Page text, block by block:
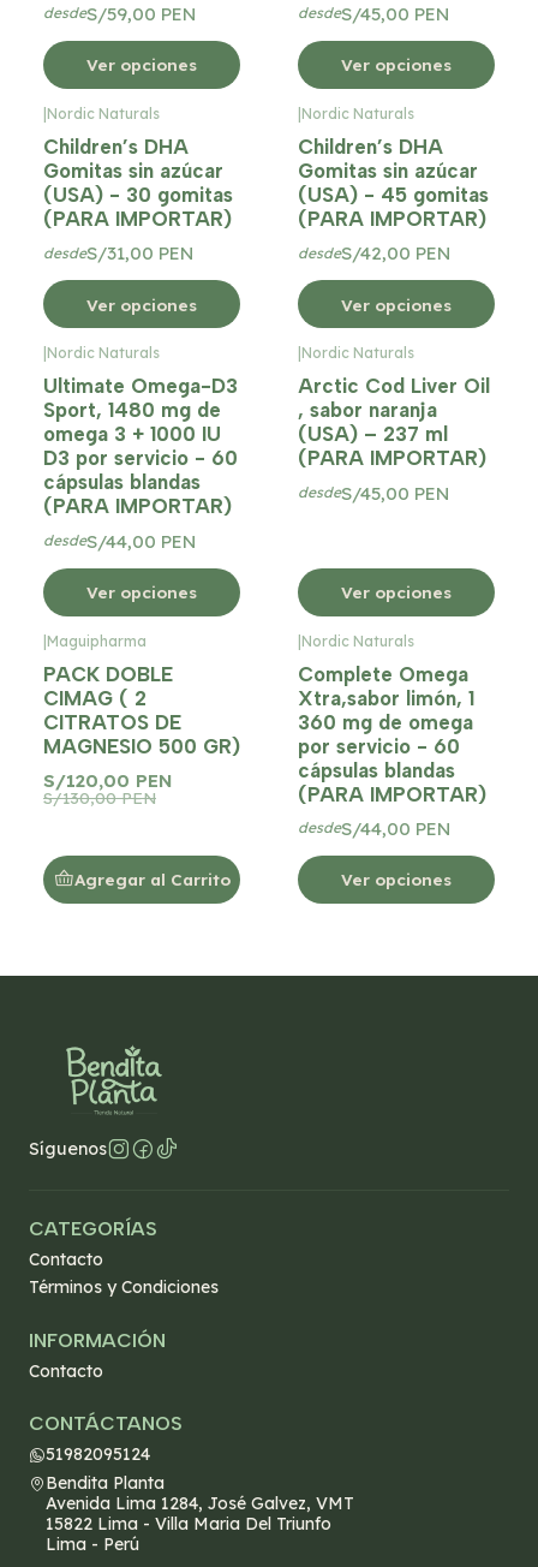
desdeS/59,00 PEN
Ver opciones
desdeS/45,00 PEN
Ver opciones
Nordic Naturals
Children’s DHA
Gomitas sin azúcar
(USA) - 30 gomitas
(PARA IMPORTAR)
desdeS/31,00 PEN
Ver opciones
Nordic Naturals
Children’s DHA
Gomitas sin azúcar
(USA) - 45 gomitas
(PARA IMPORTAR)
desdeS/42,00 PEN
Ver opciones
Nordic Naturals
Ultimate Omega-D3
Sport, 1480 mg de
omega 3 + 1000 IU
D3 por servicio - 60
cápsulas blandas
(PARA IMPORTAR)
desdeS/44,00 PEN
Ver opciones
Nordic Naturals
Arctic Cod Liver Oil
, sabor naranja
(USA) – 237 ml
(PARA IMPORTAR)
desdeS/45,00 PEN
Ver opciones
|Maguipharma
PACK DOBLE
CIMAG ( 2
CITRATOS DE
MAGNESIO 500 GR)
S/120,00 PEN
S/130,00 PEN
Agregar al Carrito
|Nordic Naturals
Complete Omega
Xtra,sabor limón, 1
360 mg de omega
por servicio - 60
cápsulas blandas
(PARA IMPORTAR)
desdeS/44,00 PEN
Ver opciones
Síguenos
CATEGORÍAS
Contacto
Términos y Condiciones
INFORMACIÓN
Contacto
CONTÁCTANOS
51982095124
Bendita Planta
Avenida Lima 1284, José Galvez, VMT
15822 Lima - Villa Maria Del Triunfo
Lima - Perú